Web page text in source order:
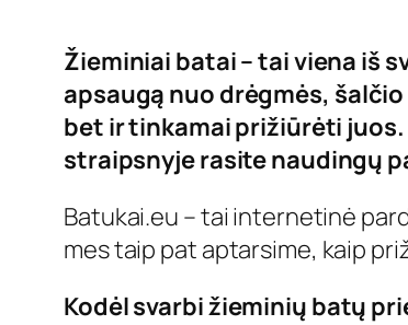
Žieminiai batai – tai viena iš
apsaugą nuo drėgmės,
bet ir tinkamai prižiūrėti
straipsnyje rasite naudingų
Batukai.eu – tai internetinė
mes taip pat aptarsime, kaip
Kodėl svarbi žieminių batų